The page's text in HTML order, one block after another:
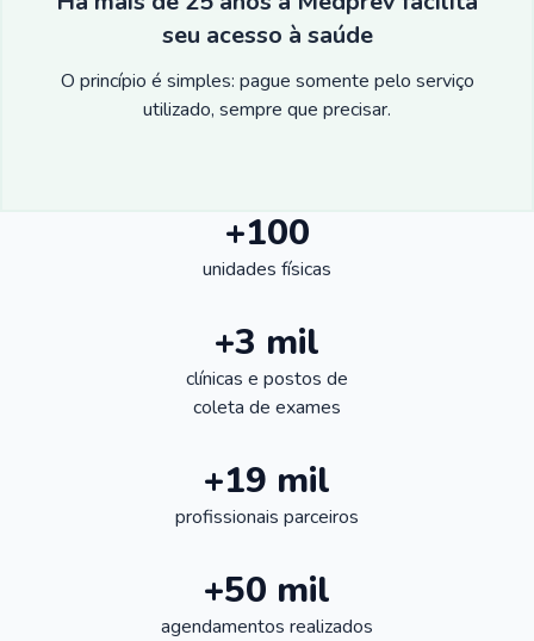
seu acesso à saúde
O princípio é simples: pague somente pelo serviço
utilizado, sempre que precisar.
+100
unidades físicas
+3 mil
clínicas e postos de
coleta de exames
+19 mil
profissionais parceiros
+50 mil
agendamentos realizados